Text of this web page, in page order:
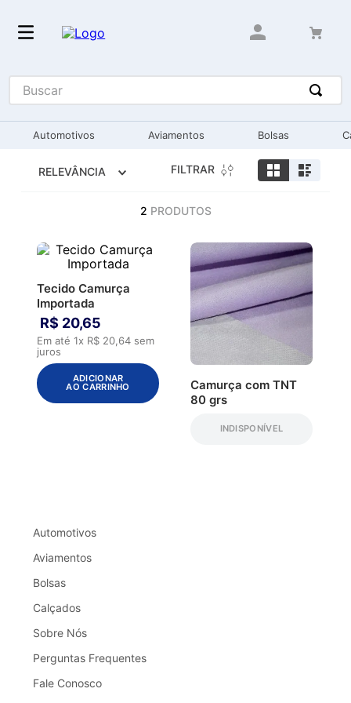
Buscar
Automotivos Aviamentos Bolsas
RELEVÂNCIA FILTRAR
2 PRODUTOS
Tecido Camurça
Importada
R$ 20,65
Em até1x R$ 20,64 sem
juros
ADICIONAR
AO CARRINHO
Camurça com TNT
80 grs
INDISPONÍVEL
Automotivos
Aviamentos
Bolsas
Calçados
Sobre Nós
Perguntas Frequentes
Fale Conosco